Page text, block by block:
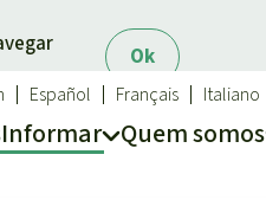
Ok
Informar Quem somos
Español Français Italiano